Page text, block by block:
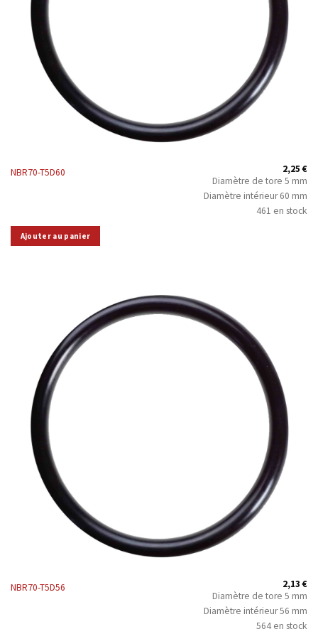
NBR70-T5D60 2,25€
Diamètre de tore 5 mm
Diamètre intérieur 60 mm
461 en stock
Ajouter au panier
NBR70-T5D56 2,13€
Diamètre de tore 5 mm
Diamètre intérieur 56 mm
564 en stock